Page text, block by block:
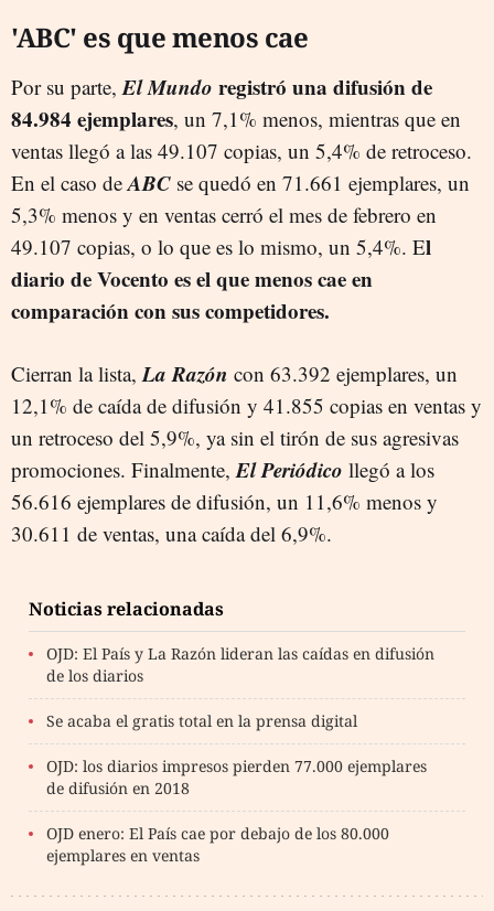
'ABC' es que menos cae
Por su parte,El Mundo registró una difusión de
84.984 ejemplares, un 7,1% menos, mientras que en
ventas llegó a las 49.107 copias, un 5,4% de retroceso.
En el caso deABC se quedó en 71.661 ejemplares, un
5,3% menos y en ventas cerró el mes de febrero en
49.107 copias, o lo que es lo mismo, un 5,4%. El
diario de Vocento es el que menos cae en
comparación con sus competidores.
Cierran la lista,La Razón con 63.392 ejemplares, un
12,1% de caída de difusión y 41.855 copias en ventas y
un retroceso del 5,9%, ya sin el tirón de sus agresivas
promociones. Finalmente, El Periódico llegó a los
56.616 ejemplares de difusión, un 11,6% menos y
30.611 de ventas, una caída del 6,9%.
Noticias relacionadas
OJD: El País y La Razón lideran las caídas en difusión
de los diarios
Se acaba el gratis total en la prensa digital
OJD: los diarios impresos pierden 77.000 ejemplares
de difusión en 2018
OJD enero: El País cae por debajo de los 80.000
ejemplares en ventas